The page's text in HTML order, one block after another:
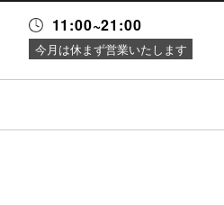
11:00~21:00
今月は休まず営業いたします